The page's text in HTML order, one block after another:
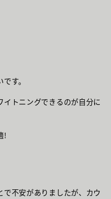
す。
トニングできるのが自分に
!
不安がありましたが、カウ